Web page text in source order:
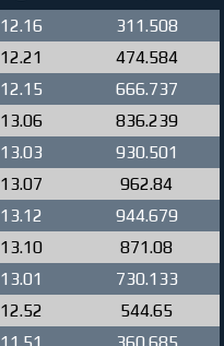
12.16
311.508
12.21
474.584
12.15
666.737
13.06
836.239
13.03
930.501
13.07
962.84
13.12
944.679
13.10
871.08
13.01
730.133
12.52
544.65